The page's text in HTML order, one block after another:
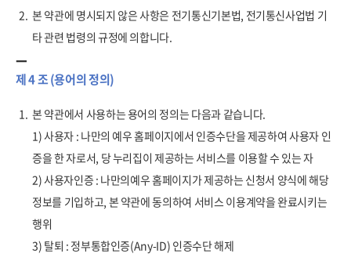
2. 본 약관에 명시되지 않은 사항은 전기통신기본법, 전기통신사업법 기
타 관련 법령의 규정에 의합니다.
제 4 조 (용어의 정의)
1. 본 약관에서 사용하는 용어의 정의는 다음과 같습니다.
1) 사용자 : 나만의 예우 홈페이지에서 인증수단을 제공하여 사용자 인
증을 한 자로서, 당 누리집이 제공하는 서비스를 이용할 수 있는 자
2) 사용자인증 : 나만의예우 홈페이지가 제공하는 신청서 양식에 해당
정보를 기입하고, 본 약관에 동의하여 서비스 이용계약을 완료시키는
행위
3) 탈퇴 : 정부통합인증(Any-ID) 인증수단 해제